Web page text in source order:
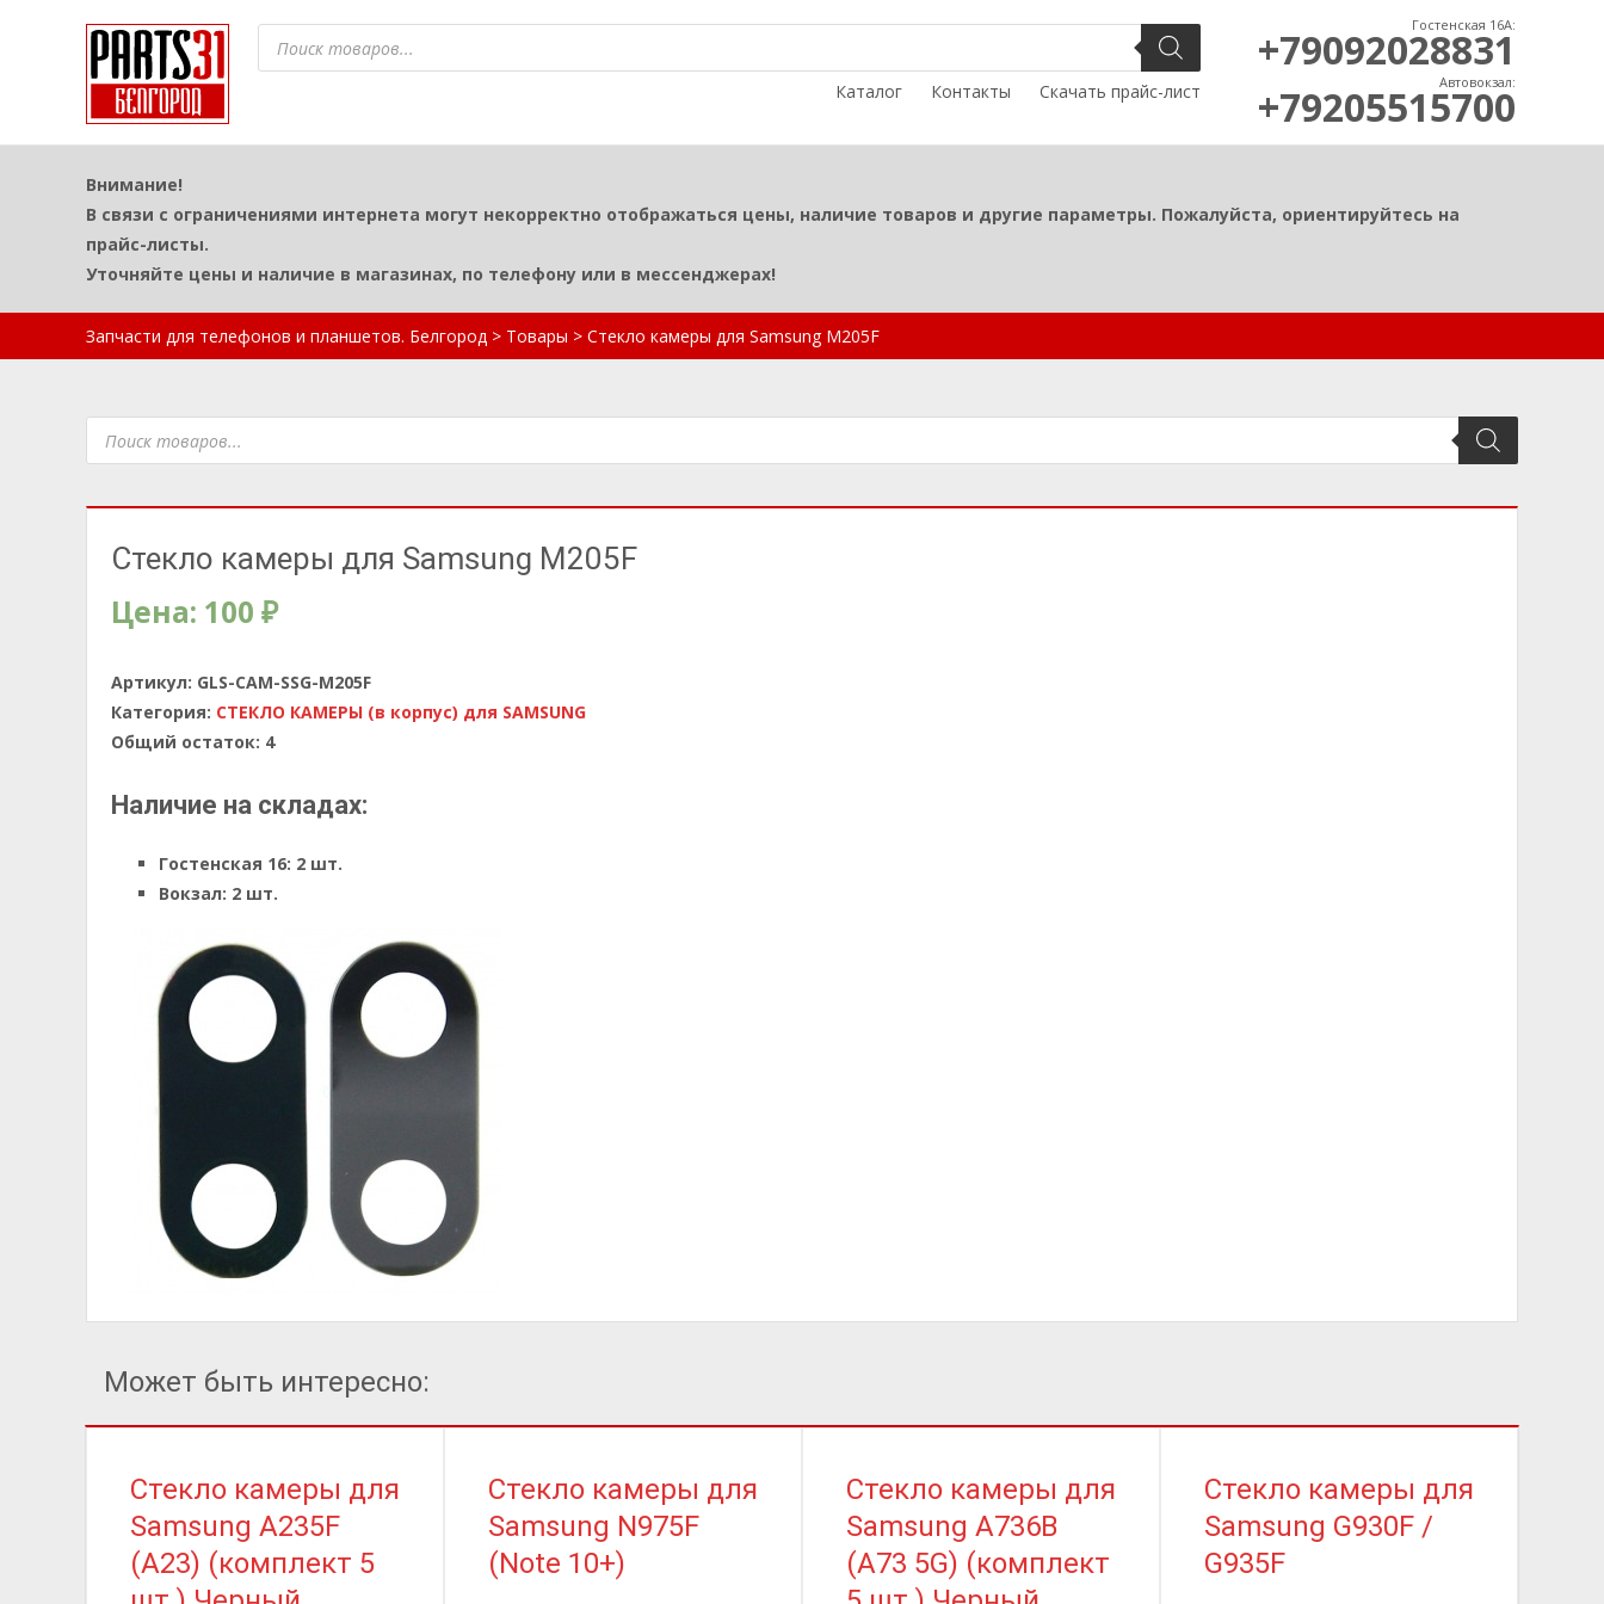
Поиск
товаров
Каталог
Контакты Скачать прайс-лист
Гостенская 16А:
+79092028831
Автовокзал:
+79205515700
Внимание!
В связи с ограничениями интернета могут некорректно отображаться цены, наличие товаров и другие параметры. Пожалуйста, ориентируйтесь на
прайс-листы.
Уточняйте цены и наличие в магазинах, по телефону или в мессенджерах!
Запчасти для телефонов и планшетов. Белгород > Товары > Стекло камеры для Samsung M205F
Поиск
товаров
Стекло камеры для Samsung M205F
Цена: 100 ₽
Артикул: GLS-CAM-SSG-M205F
Категория: СТЕКЛО КАМЕРЫ (в корпус) для SAMSUNG
Общий остаток: 4
Наличие на складах:
Гостенская 16: 2 шт.
Вокзал: 2 шт.
Может быть интересно:
Стекло камеры для
Samsung A235F
(A23) (комплект 5
Стекло камеры для
Samsung N975F
(Note 10+)
Стекло камеры для
Samsung A736B
(A73 5G) (комплект
Стекло камеры для
Samsung G930F /
G935F